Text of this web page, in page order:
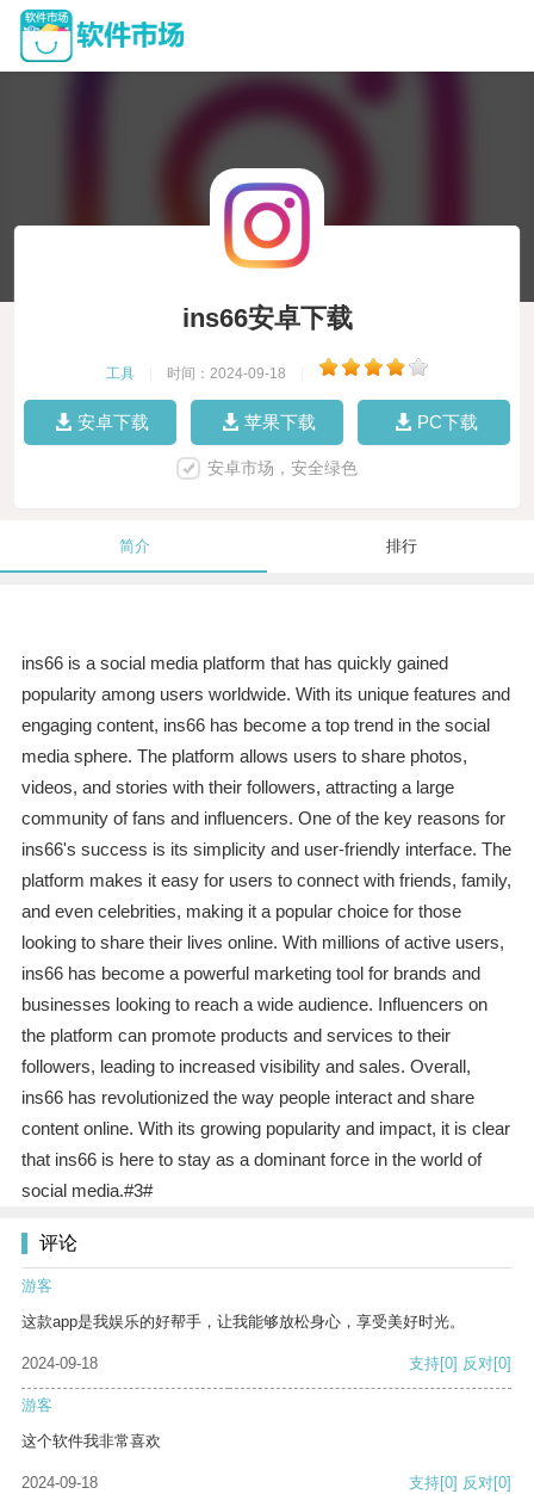
ins66安卓下载
工具 时间：2024-09-18
安卓下载 苹果下载 PC下载
安卓市场，安全绿色
简介 排行
ins66 is a social media platform that has quickly gained
popularity among users worldwide. With its unique features and
engaging content, ins66 has become a top trend in the social
media sphere. The platform allows users to share photos,
videos, and stories with their followers, attracting a large
community of fans and influencers. One of the key reasons for
ins66's success is its simplicity and user-friendly interface. The
platform makes it easy for users to connect with friends, family,
and even celebrities, making it a popular choice for those
looking to share their lives online. With millions of active users,
ins66 has become a powerful marketing tool for brands and
businesses looking to reach a wide audience. Influencers on
the platform can promote products and services to their
followers, leading to increased visibility and sales. Overall,
ins66 has revolutionized the way people interact and share
content online. With its growing popularity and impact, it is clear
that ins66 is here to stay as a dominant force in the world of
social media.#3#
评论
游客
这款app是我娱乐的好帮手，让我能够放松身心，享受美好时光。
2024-09-18 支持[0] 反对[0]
游客
这个软件我非常喜欢
2024-09-18 支持[0] 反对[0]